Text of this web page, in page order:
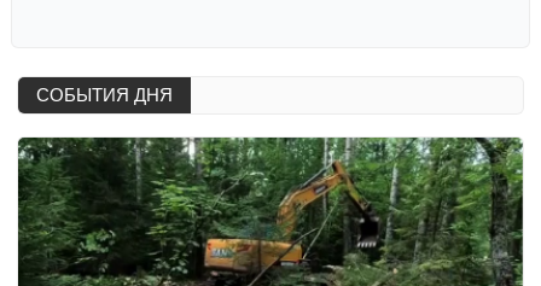
СОБЫТИЯ ДНЯ